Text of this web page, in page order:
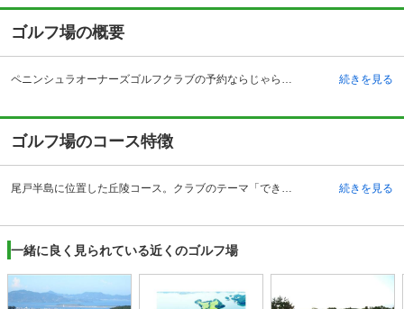
ゴルフ場の概要
ペニンシュラオーナーズゴルフクラブの予約ならじゃらんゴルフ。カートの有無や利用税、キャンセル料、ナイター設備、駐車場などのコース情報はもちろん、口コミ、フォトギャラリーなどコースの難易度や攻略に役立つ情報充実、予約する度にポイントが貯まるのでお得にゴルフをお楽しみ頂けます。 長崎県長崎市のペニンシュラオーナーズゴフルクラブは、大村湾に浮かぶ島々を眼下に見下ろすロケーションに恵まれたゴルフ場で、長崎自動車道多良見インターチェンジ、または西九州自動車道佐世保大塔インターチェンジよりともに35キロメートルの場所にあります。すべてのコースがフラットにレイアウトされており、長崎では珍しいフラットなコースとして平成10年の開場以来、高い評価を得ています。ベテランからビギナー、女性ゴルファーまで存分に楽しむことができます。四方を海に囲まれた大自然に佇むテラスハウスは異国でのプレーを彷彿とさせ、大村湾からその先の大村空港、大村市の景色を眺めながら入浴できる自慢の大浴場もあり、プレー後も楽しめるゴルフ場です。 続きを見る
ゴルフ場のコース特徴
尾戸半島に位置した丘陵コース。クラブのテーマ「できる限りフラットに、可能な限り広くゆったり」をコンセプトにコースレイアウトされています。また各ホールから形上湾、大村湾に浮かぶ島々を眼下に見下ろすことができます。特に11番ホールは最標高地となっており、壮大なパノラマが楽しめます。グリーンの手入れも行き届いており、コースメンテナンスも高く評価されています。コースは18ホールで7,000ヤードを超え、フラット&ストレートのコースが多く、第一打がブラインドになるホールがなく、のびのびとスウィングできますが、グリーンに近くなると油断は禁物で小技も必要となり、一度プレーしてみると更なる挑戦意欲がかきたてらる戦略的に富んだチャンピオンコースです。 続きを見る
一緒に良く見られている近くのゴルフ場